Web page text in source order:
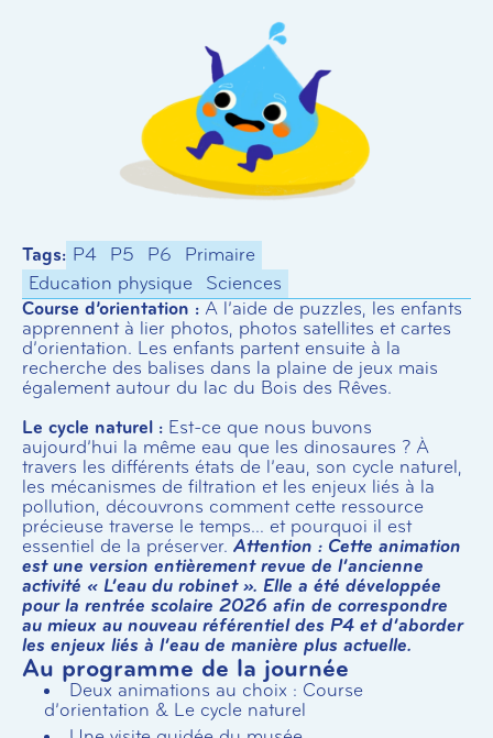
Tags: P4 P5 P6
Primaire
Education physique
Sciences
Course d’orientation : A l’aide de puzzles, les enfants
apprennent à lier photos, photos satellites et cartes
d’orientation. Les enfants partent ensuite à la
recherche des balises dans la plaine de jeux mais
également autour du lac du Bois des Rêves.
Le cycle naturel : Est-ce que nous buvons
aujourd’hui la même eau que les dinosaures ? À
travers les différents états de l’eau, son cycle naturel,
les mécanismes de filtration et les enjeux liés à la
pollution, découvrons comment cette ressource
précieuse traverse le temps… et pourquoi il est
essentiel de la préserver. Attention : Cette animation
est une version entièrement revue de l’ancienne
activité « L’eau du robinet ». Elle a été développée
pour la rentrée scolaire 2026 afin de correspondre
au mieux au nouveau référentiel des P4 et d’aborder
les enjeux liés à l’eau de manière plus actuelle.
Au programme de la journée
Deux animations au choix : Course
d’orientation & Le cycle naturel